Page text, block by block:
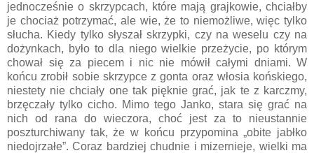
jednocześnie o skrzypcach, które mają grajkowie, chciałby
je chociaż potrzymać, ale wie, że to niemożliwe, więc tylko
słucha. Kiedy tylko słyszał skrzypki, czy na weselu czy na
dożynkach, było to dla niego wielkie przeżycie, po którym
chował się za piecem i nic nie mówił całymi dniami. W
końcu zrobił sobie skrzypce z gonta oraz włosia końskiego,
niestety nie chciały one tak pięknie grać, jak te z karczmy,
brzęczały tylko cicho. Mimo tego Janko, stara się grać na
nich od rana do wieczora, choć jest za to nieustannie
poszturchiwany tak, że w końcu przypomina „obite jabłko
niedojrzałe”. Coraz bardziej chudnie i mizernieje, wielki ma